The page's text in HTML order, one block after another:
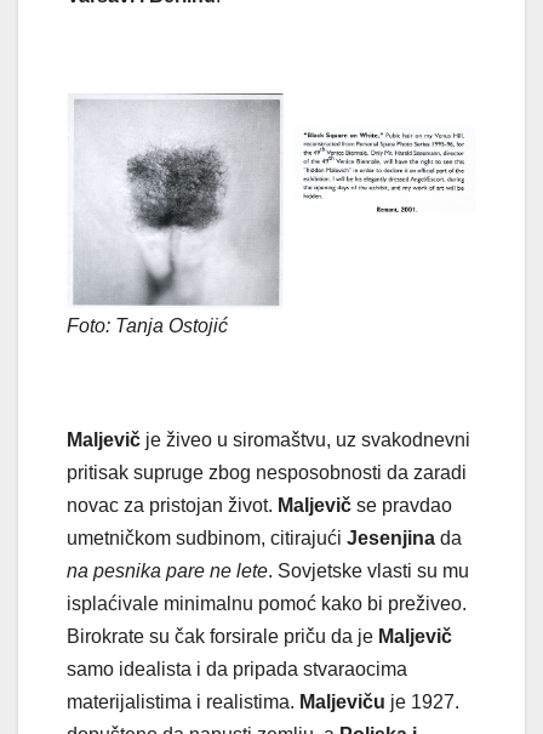
Foto: Tanja Ostojić
Maljevič je živeo u siromaštvu, uz svakodnevni
pritisak supruge zbog nesposobnosti da zaradi
novac za pristojan život. Maljevič se pravdao
umetničkom sudbinom, citirajući Jesenjina da
na pesnika pare ne lete. Sovjetske vlasti su mu
isplaćivale minimalnu pomoć kako bi preživeo.
Birokrate su čak forsirale priču da je Maljevič
samo idealista i da pripada stvaraocima
materijalistima i realistima. Maljeviču je 1927.